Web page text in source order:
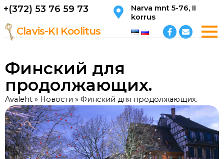
Перейти
содержимому
Clavis-KI Koolitus F
a
f
E
n
+(372) 53 76 59 73
Narva mnt 5-76, II
korrus
Финский для
продолжающих.
Avaleht » Новости » Финский для продолжающих.